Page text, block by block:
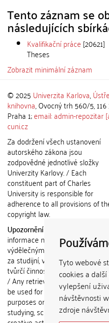
Tyto webové
cookies a
vylepšení
návštěvnosti
zdroje
Tento záznam se
následujících
Kvalifikační práce [20621]
Theses
Zobrazit minimální záznam
© 2025 Univerzita Karlova,
knihovna, Ovocný trh 560/5,
Praha 1;email: admin-repozitar
cuni.cz
Za dodržení všech ustanovení
autorského zákona jsou
zodpovědné jednotlivé složky
Univerzity Karlovy. / Each
constituent part of Charles
University is responsible for
adherence to all provisions of
copyright law.
Upozornění / Notice:
informace nemohou být
výdělečným účelům nebo
za studijní, vědeckou nebo jinou
tvůrčí činnost jiné osoby než
/ Any retrieved information
be used for any commercial
purposes or claimed as results
studying, scientific or any other